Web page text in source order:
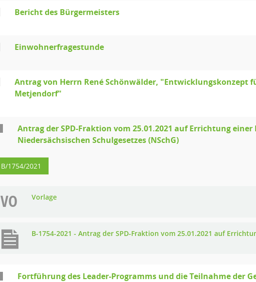
Bericht des Bürgermeisters
Einwohnerfragestunde
Antrag von Herrn René Schönwälder, "Entwicklungskonzept
Metjendorf"
Antrag der SPD-Fraktion vom 25.01.2021 auf Errichtung
Niedersächsischen Schulgesetzes (NSchG)
B/1754/2021
VO Vorlage
B-1754-2021 - Antrag der SPD-Fraktion vom 25.01.2021 auf
Fortführung des Leader-Programms und die Teilnahme der